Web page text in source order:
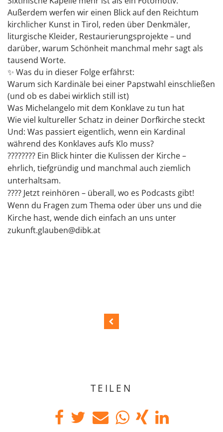
Außerdem werfen wir einen Blick auf den Reichtum
kirchlicher Kunst in Tirol, reden über Denkmäler,
liturgische Kleider, Restaurierungsprojekte – und
darüber, warum Schönheit manchmal mehr sagt als
tausend Worte.
✨ Was du in dieser Folge erfährst:
Warum sich Kardinäle bei einer Papstwahl einschließen
(und ob es dabei wirklich still ist)
Was Michelangelo mit dem Konklave zu tun hat
Wie viel kultureller Schatz in deiner Dorfkirche steckt
Und: Was passiert eigentlich, wenn ein Kardinal
während des Konklaves aufs Klo muss?
????️‍????️ Ein Blick hinter die Kulissen der Kirche –
ehrlich, tiefgründig und manchmal auch ziemlich
unterhaltsam.
???? Jetzt reinhören – überall, wo es Podcasts gibt!
Wenn du Fragen zum Thema oder über uns und die
Kirche hast, wende dich einfach an uns unter
⁠zukunft.glauben@dibk.at
TEILEN